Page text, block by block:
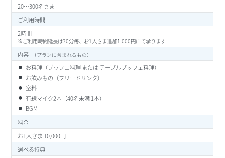
20～300名さま
ご利用時間
2時間
※ご利用時間延長は30分毎、お1人さま追加1,000円にて承ります
内容 （プランに含まれるもの
お料理（ブッフェ料理 または テーブルブッフェ料理）
お飲みもの（フリードリンク）
室料
有線マイク2本（40名未満 1本）
BGM
料金
お1人さま 10,000円
選べる特典